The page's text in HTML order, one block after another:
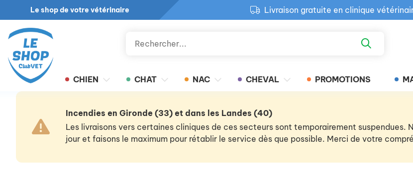
Le shop de votre vétérinaire
Livraison gratuite en clinique
Retour produit gratuit en clinique
CHIEN CHAT NAC CHEVAL PROMOTIONS
Incendies en Gironde (33) et dans les Landes (40)
Les livraisons vers certaines cliniques de ces secteurs sont temporairement suspendues.
jour et faisons le maximum pour rétablir le service dès que possible. Merci de votre